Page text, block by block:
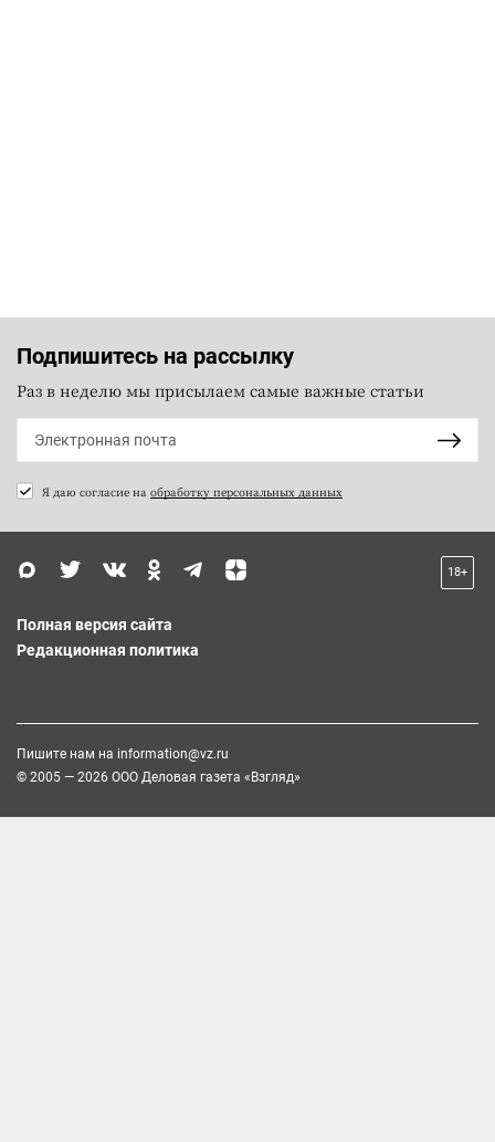
Подпишитесь на рассылку
Раз в неделю мы присылаем самые важные статьи
Я даю согласие на обработку персональных данных
18+
Полная версия сайта
Редакционная политика
Пишите нам на information@vz.ru
© 2005 — 2026 ООО Деловая газета «Взгляд»